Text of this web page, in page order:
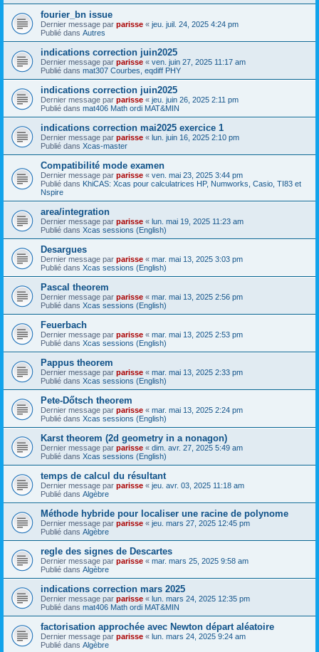
fourier_bn issue
Dernier message par parisse « jeu. juil. 24, 2025 4:24 pm
Publié dans Autres
indications correction juin2025
Dernier message par parisse « ven. juin 27, 2025 11:17 am
Publié dans mat307 Courbes, eqdiff PHY
indications correction juin2025
Dernier message par parisse « jeu. juin 26, 2025 2:11 pm
Publié dans mat406 Math ordi MAT&MIN
indications correction mai2025 exercice 1
Dernier message par parisse « lun. juin 16, 2025 2:10 pm
Publié dans Xcas-master
Compatibilité mode examen
Dernier message par parisse « ven. mai 23, 2025 3:44 pm
Publié dans KhiCAS: Xcas pour calculatrices HP, Numworks, Casio, TI83 et
Nspire
area/integration
Dernier message par parisse « lun. mai 19, 2025 11:23 am
Publié dans Xcas sessions (English)
Desargues
Dernier message par parisse « mar. mai 13, 2025 3:03 pm
Publié dans Xcas sessions (English)
Pascal theorem
Dernier message par parisse « mar. mai 13, 2025 2:56 pm
Publié dans Xcas sessions (English)
Feuerbach
Dernier message par parisse « mar. mai 13, 2025 2:53 pm
Publié dans Xcas sessions (English)
Pappus theorem
Dernier message par parisse « mar. mai 13, 2025 2:33 pm
Publié dans Xcas sessions (English)
Pete-Dőtsch theorem
Dernier message par parisse « mar. mai 13, 2025 2:24 pm
Publié dans Xcas sessions (English)
Karst theorem (2d geometry in a nonagon)
Dernier message par parisse « dim. avr. 27, 2025 5:49 am
Publié dans Xcas sessions (English)
temps de calcul du résultant
Dernier message par parisse « jeu. avr. 03, 2025 11:18 am
Publié dans Algèbre
Méthode hybride pour localiser une racine de polynome
Dernier message par parisse « jeu. mars 27, 2025 12:45 pm
Publié dans Algèbre
regle des signes de Descartes
Dernier message par parisse « mar. mars 25, 2025 9:58 am
Publié dans Algèbre
indications correction mars 2025
Dernier message par parisse « lun. mars 24, 2025 12:35 pm
Publié dans mat406 Math ordi MAT&MIN
factorisation approchée avec Newton départ aléatoire
Dernier message par parisse « lun. mars 24, 2025 9:24 am
Publié dans Algèbre